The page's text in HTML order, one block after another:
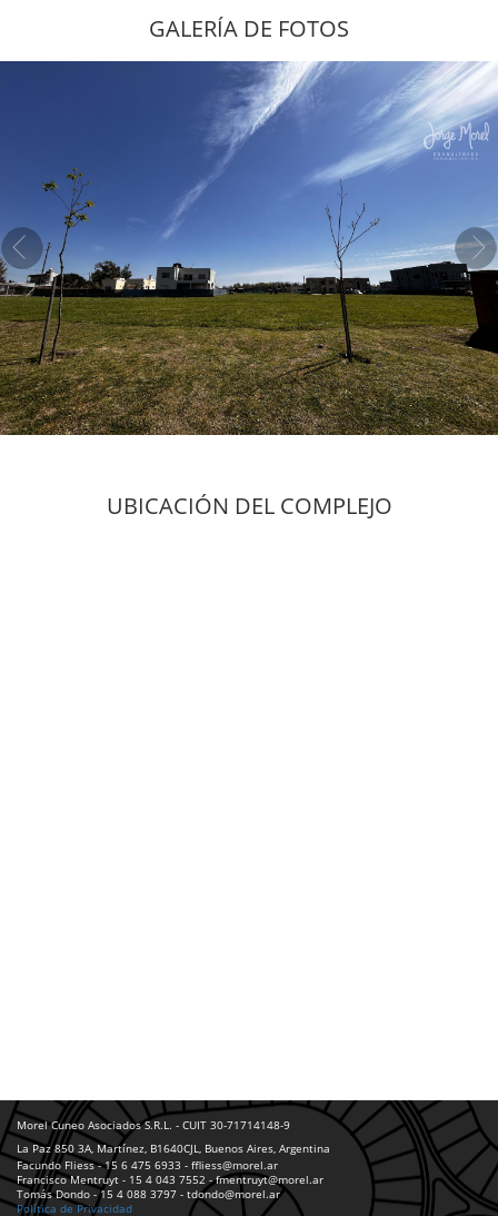
GALERÍA DE FOTOS
UBICACIÓN DEL COMPLEJO
Morel Cuneo Asociados S.R.L. - CUIT 30-71714148-9
La Paz 850 3A, Martínez, B1640CJL, Buenos Aires, Argentina
Facundo Fliess - 15 6 475 6933 - ffliess@morel.ar
Francisco Mentruyt - 15 4 043 7552 - fmentruyt@morel.ar
Tomás Dondo - 15 4 088 3797 - tdondo@morel.ar
Política de Privacidad